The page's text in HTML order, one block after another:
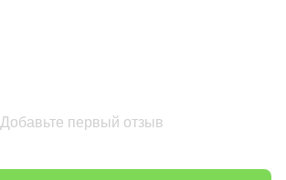
Добавьте первый отзыв